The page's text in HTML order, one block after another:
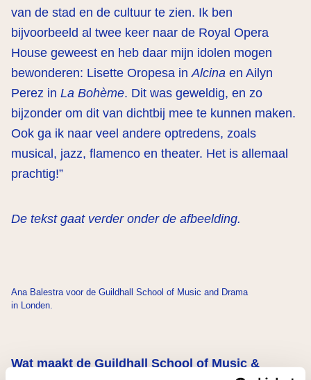
van de stad en de cultuur te zien. Ik ben
bijvoorbeeld al twee keer naar de Royal Opera
House geweest en heb daar mijn idolen mogen
bewonderen: Lisette Oropesa inAlcina en Ailyn
Perez in La Bohème. Dit was geweldig, en zo
bijzonder om dit van dichtbij mee te kunnen maken.
Ook ga ik naar veel andere optredens, zoals
musical, jazz, flamenco en theater. Het is allemaal
prachtig!”
De tekst gaat verder onder de afbeelding.
Ana Balestra voor de Guildhall School of Music and Drama
in Londen.
Wat maakt de Guildhall School of Music &